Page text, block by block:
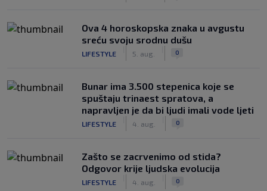
Ova 4 horoskopska znaka u avgustu
sreću svoju srodnu dušu
LIFESTYLE 5. aug. 0
Bunar imа 3.500 stepenica koje se
spuštaju trinaest spratova, a
napravljen je da bi ljudi imali vode ljeti
LIFESTYLE 4. aug. 0
Zašto se zacrvenimo od stida?
Odgovor krije ljudska evolucija
LIFESTYLE 4. aug. 0